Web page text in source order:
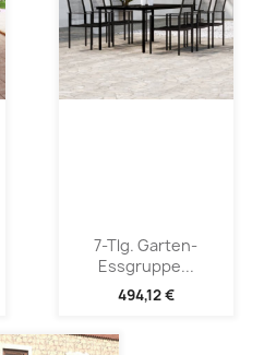
7-Tlg. Garten-
Essgruppe...
494,12 €